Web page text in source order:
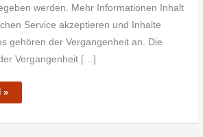
werden. Mehr Informationen Inhalt
Service akzeptieren und Inhalte
gehören der Vergangenheit an. Die
Vergangenheit […]
»